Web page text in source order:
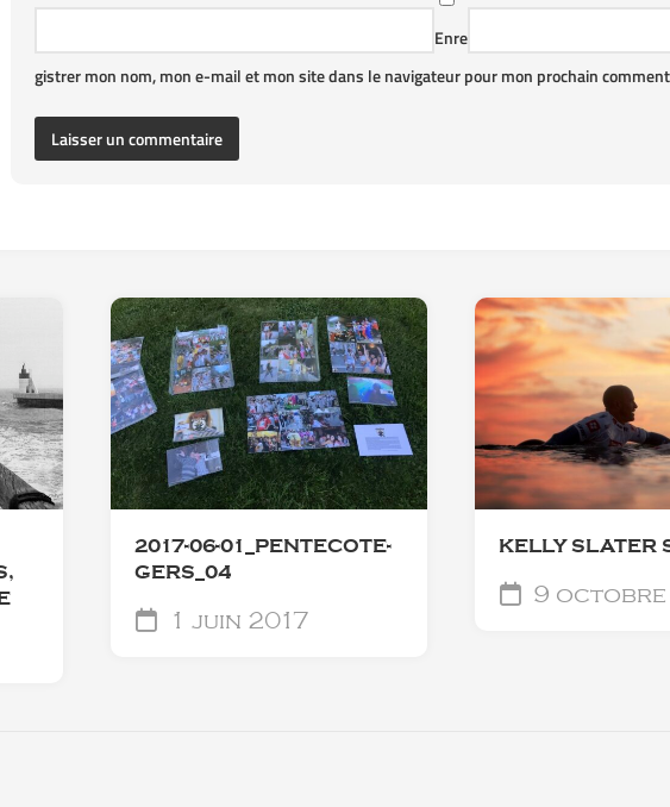
Enre
gistrer mon nom, mon e-mail et mon site dans le navigateur pour mon prochain
2017-06-01_PENTECOTE-
GERS_04
1 juin 2017
KELLY SLATER
9 octobre